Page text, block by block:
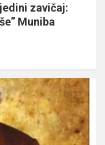
zavičaj:
Muniba